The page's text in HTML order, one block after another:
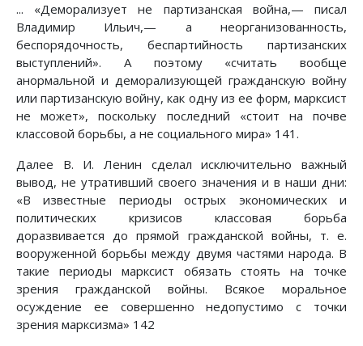
... «Деморализует не партизанская война,— писал
Владимир Ильич,— а неорганизованность,
беспорядочность, беспартийность партизанских
выступлений». А поэтому «считать вообще
анормальной и деморализующей гражданскую войну
или партизанскую войну, как одну из ее форм, марксист
не может», поскольку последний «стоит на почве
классовой борьбы, а не социального мира» 141.
Далее В. И. Ленин сделал исключительно важный
вывод, не утративший своего значения и в наши дни:
«В известные периоды острых экономических и
политических кризисов классовая борьба
доразвивается до прямой гражданской войны, т. е.
вооруженной борьбы между двумя частями народа. В
такие периоды марксист обязать стоять на точке
зрения гражданской войны. Всякое моральное
осуждение ее совершенно недопустимо с точки
зрения марксизма» 142